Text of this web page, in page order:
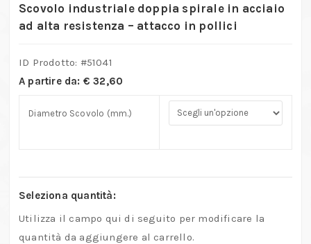
Scovolo industriale doppia spirale in acciaio
ad alta resistenza – attacco in pollici
ID Prodotto: #51041
A partire da: € 32,60
Diametro Scovolo (mm.)
Seleziona quantità:
Utilizza il campo qui di seguito per modificare la
quantità da aggiungere al carrello.